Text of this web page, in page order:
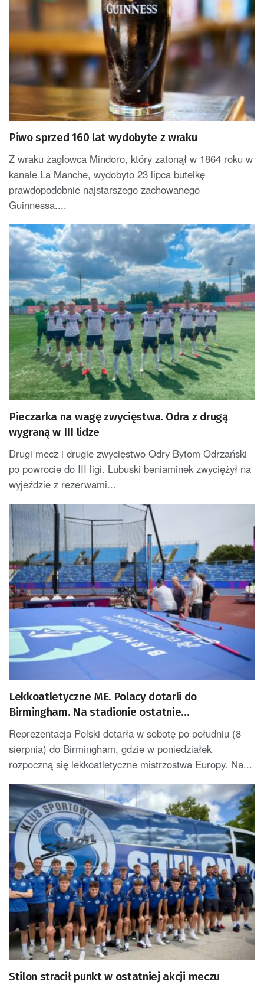
Piwo sprzed 160 lat wydobyte z wraku
Z wraku żaglowca Mindoro, który zatonął w 1864 roku w
kanale La Manche, wydobyto 23 lipca butelkę
prawdopodobnie najstarszego zachowanego
Guinnessa....
Pieczarka na wagę zwycięstwa. Odra z drugą
wygraną w III lidze
Drugi mecz i drugie zwycięstwo Odry Bytom Odrzański
po powrocie do III ligi. Lubuski beniaminek zwyciężył na
wyjeździe z rezerwami...
Lekkoatletyczne ME. Polacy dotarli do
Birmingham. Na stadionie ostatnie
przygotowania
Reprezentacja Polski dotarła w sobotę po południu (8
sierpnia) do Birmingham, gdzie w poniedziałek
rozpoczną się lekkoatletyczne mistrzostwa Europy. Na...
Stilon stracił punkt w ostatniej akcji meczu